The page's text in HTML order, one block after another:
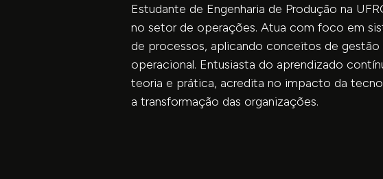
Estudante de Engenharia de Produção na
no setor de operações. Atua com foco em
de processos, aplicando conceitos de
operacional. Entusiasta do aprendizado
teoria e prática, acredita no impacto da
a transformação das organizações.